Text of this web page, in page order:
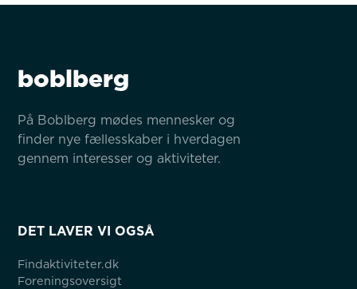
boblberg
På Boblberg mødes mennesker og
finder nye fællesskaber i hverdagen
gennem interesser og aktiviteter.
DET LAVER VI OGSÅ
Findaktiviteter.dk
Foreningsoversigt